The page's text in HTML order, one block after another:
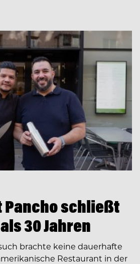
Pancho schließt
30 Jahren
brachte keine dauerhafte
Restaurant in der